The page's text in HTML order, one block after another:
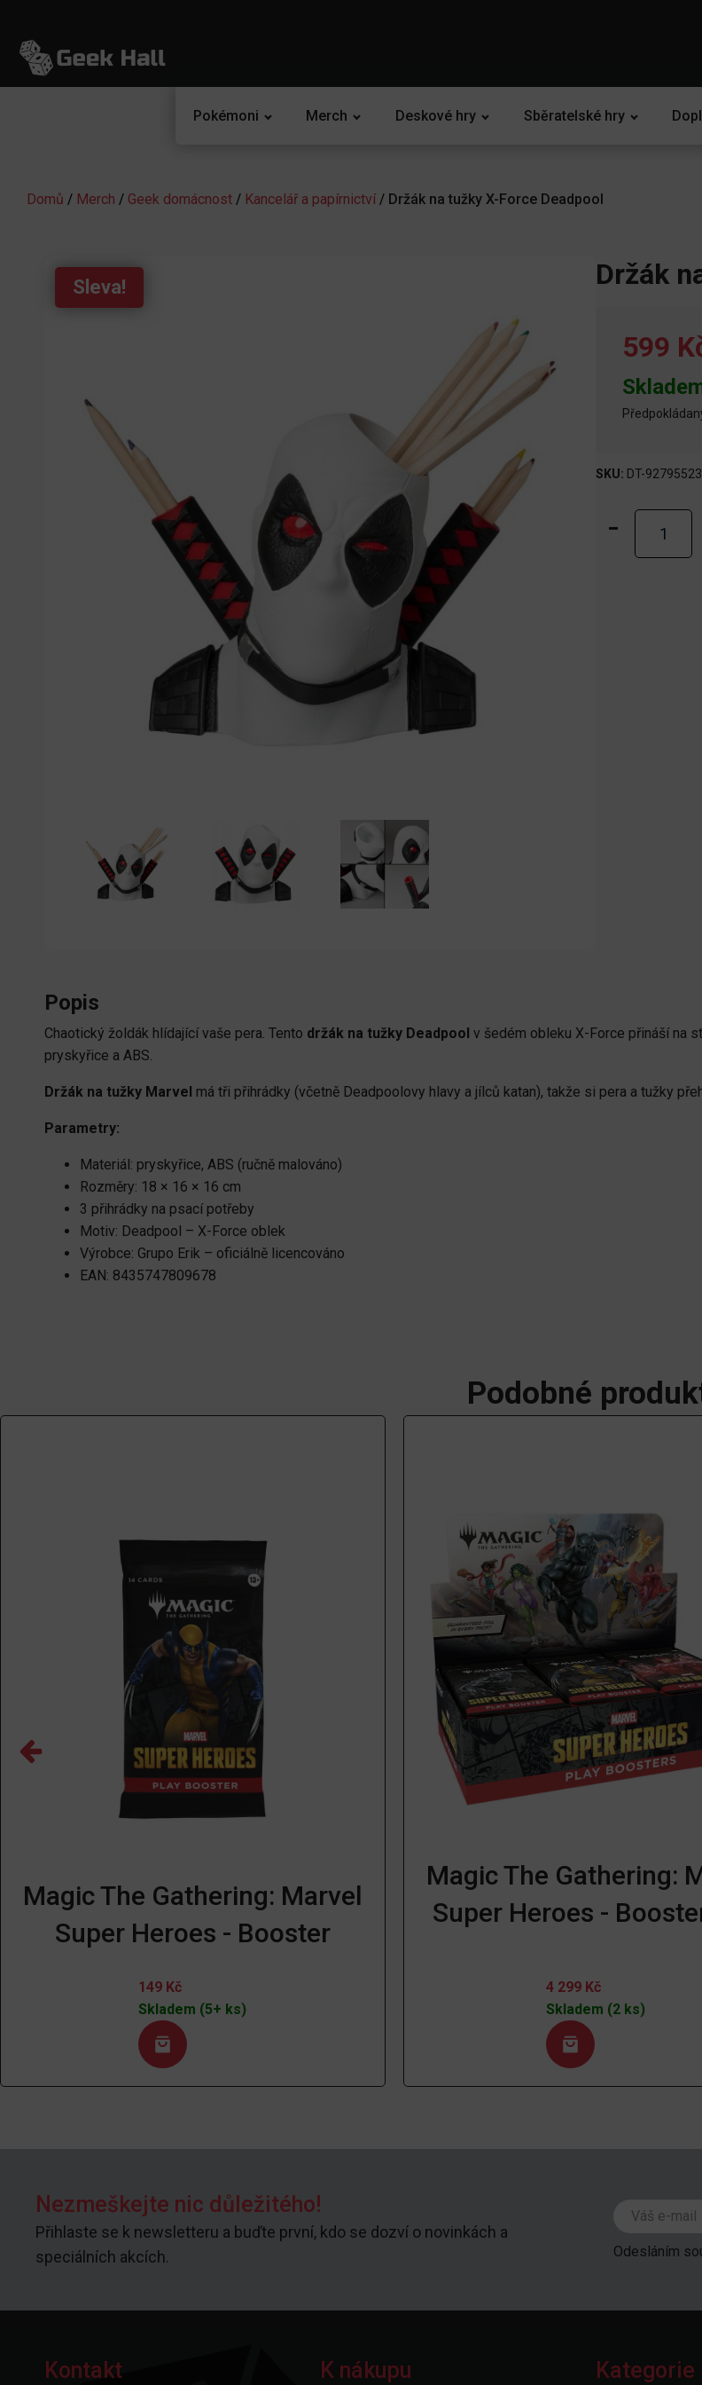
Pokémoni Merch Deskové hry Sběratelské hry
Domů / Merch / Geek domácnost / Kancelář a papírnictví / Držák na tužky X-Force Deadpool
Sleva! Držák
599
SKU: DT-
tužky
Popis
Chaotický žoldák hlídající vaše pera. Tento držák na tužky Deadpool v šedém obleku X-Force přináší na
pryskyřice a ABS.
Držák na tužky Marvel má tři přihrádky (včetně Deadpoolovy hlavy a jílců katan), takže si pera a tužky
Parametry:
Materiál: pryskyřice, ABS (ručně malováno)
Rozměry: 18 × 16 × 16 cm
3 přihrádky na psací potřeby
Motiv: Deadpool – X-Force oblek
Výrobce: Grupo Erik – oficiálně licencováno
EAN: 8435747809678
Podobné
Magic The Gathering: Marvel
Super Heroes - Booster
149 Kč
Skladem (5+ ks)
Magic The Gathering:
Super Heroes -
4 299 Kč
Skladem (2 ks)
Nezmeškejte nic důležitého!
Přihlaste se k newsletteru a buďte první, kdo se dozví o novinkách a
speciálních akcích.
Odesláním
Kontakt K nákupu Kategorie